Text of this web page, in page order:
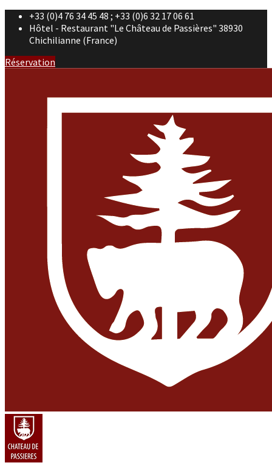
+33 (0)4 76 34 45 48 ; +33 (0)6 32 17 06 61
Hôtel - Restaurant "Le Château de Passières" 38930
Chichilianne (France)
Réservation